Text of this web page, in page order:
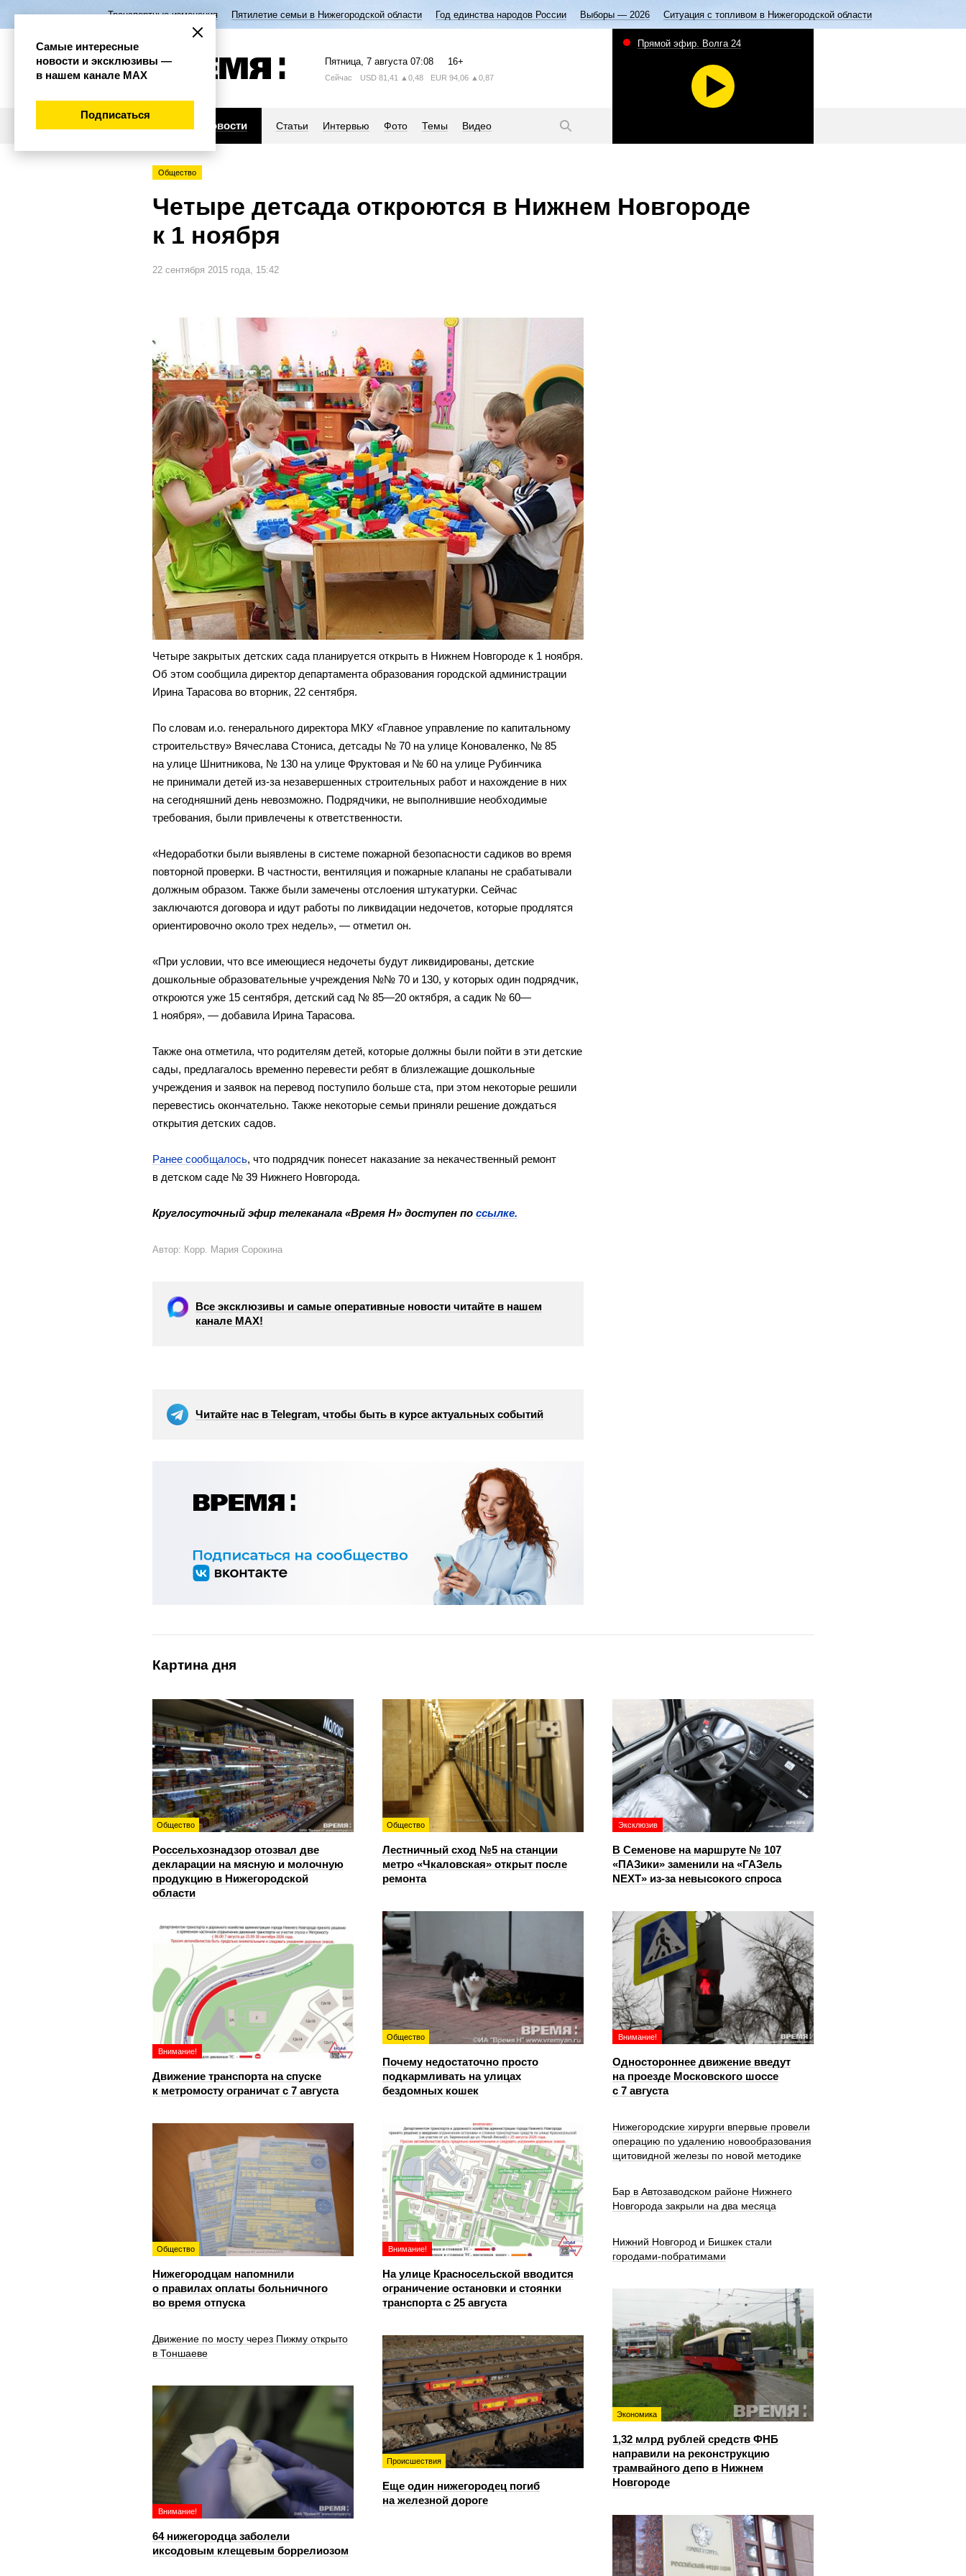
Транспортные изменения Пятилетие семьи в Нижегородской области Год единства народов России Выборы — 2026 Ситуация с топливом в Нижегородской области
Пятница, 7 августа 07:08 16+
Сейчас USD 81,41 ▲0,48 EUR 94,06 ▲0,87
Новости Статьи Интервью Фото Темы Видео
Прямой эфир. Волга 24
Общество
Четыре детсада откроются в Нижнем Новгороде
к 1 ноября
22 сентября 2015 года, 15:42
Четыре закрытых детских сада планируется открыть в Нижнем Новгороде к 1 ноября.
Об этом сообщила директор департамента образования городской администрации
Ирина Тарасова во вторник, 22 сентября.
По словам и.о. генерального директора МКУ «Главное управление по капитальному
строительству» Вячеслава Стониса, детсады № 70 на улице Коноваленко, № 85
на улице Шнитникова, № 130 на улице Фруктовая и № 60 на улице Рубинчика
не принимали детей из-за незавершенных строительных работ и нахождение в них
на сегодняшний день невозможно. Подрядчики, не выполнившие необходимые
требования, были привлечены к ответственности.
«Недоработки были выявлены в системе пожарной безопасности садиков во время
повторной проверки. В частности, вентиляция и пожарные клапаны не срабатывали
должным образом. Также были замечены отслоения штукатурки. Сейчас
заключаются договора и идут работы по ликвидации недочетов, которые продлятся
ориентировочно около трех недель», — отметил он.
«При условии, что все имеющиеся недочеты будут ликвидированы, детские
дошкольные образовательные учреждения №№ 70 и 130, у которых один подрядчик,
откроются уже 15 сентября, детский сад № 85—20 октября, а садик № 60—
1 ноября», — добавила Ирина Тарасова.
Также она отметила, что родителям детей, которые должны были пойти в эти детские
сады, предлагалось временно перевести ребят в близлежащие дошкольные
учреждения и заявок на перевод поступило больше ста, при этом некоторые решили
перевестись окончательно. Также некоторые семьи приняли решение дождаться
открытия детских садов.
Ранее сообщалось, что подрядчик понесет наказание за некачественный ремонт
в детском саде № 39 Нижнего Новгорода.
Круглосуточный эфир телеканала «Время Н» доступен по ссылке.
Автор: Корр. Мария Сорокина
Все эксклюзивы и самые оперативные новости читайте в нашем
канале МАХ!
Читайте нас в Telegram, чтобы быть в курсе актуальных событий
Картина дня
Общество
Россельхознадзор отозвал две
декларации на мясную и молочную
продукцию в Нижегородской
области
Общество
Лестничный сход №5 на станции
метро «Чкаловская» открыт после
ремонта
Эксклюзив
В Семенове на маршруте № 107
«ПАЗики» заменили на «ГАЗель
NEXT» из‑за невысокого спроса
Общество
Почему недостаточно просто
подкармливать на улицах
бездомных кошек
Внимание!
Одностороннее движение введут
на проезде Московского шоссе
с 7 августа
Внимание!
Движение транспорта на спуске
к метромосту ограничат с 7 августа
Общество
Нижегородцам напомнили
о правилах оплаты больничного
во время отпуска
Внимание!
На улице Красносельской вводится
ограничение остановки и стоянки
транспорта с 25 августа
Нижегородские хирурги впервые провели
операцию по удалению новообразования
щитовидной железы по новой методике
Бар в Автозаводском районе Нижнего
Новгорода закрыли на два месяца
Нижний Новгород и Бишкек стали
городами-побратимами
Экономика
1,32 млрд рублей средств ФНБ
направили на реконструкцию
трамвайного депо в Нижнем
Новгороде
Движение по мосту через Пижму открыто
в Тоншаеве
Происшествия
Еще один нижегородец погиб
на железной дороге
Внимание!
64 нижегородца заболели
иксодовым клещевым боррелиозом
Самые интересные
новости и эксклюзивы —
в нашем канале МАХ
Подписаться